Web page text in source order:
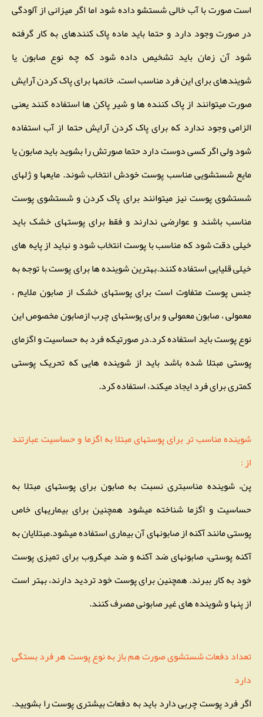
است صورت با آب خالی شستشو داده شود اما اگر میزانی از آلودگی
در صورت وجود دارد و حتما باید ماده پاک کنندهای به کار گرفته
شود آن زمان باید تشخیص داده شود که چه نوع صابون یا
شویندهای برای این فرد مناسب است. خانمها برای پاک کردن آرایش
صورت میتوانند از پاک کننده ها و شیر پاکن ها استفاده کنند یعنی
الزامی وجود ندارد که برای پاک کردن آرایش حتما از آب استفاده
شود ولی اگر کسی دوست دارد حتما صورتش را بشوید باید صابون یا
مایع شستشویی مناسب پوست خودش انتخاب شوند. مایعها و ژلهای
شستشوی پوست نیز میتوانند برای پاک کردن و شستشوی پوست
مناسب باشند و عوارضی ندارند و فقط برای پوستهای خشک باید
خیلی دقت شود که مناسب با پوست انتخاب شود و نباید از پایه های
خیلی قلیایی استفاده کنند.بهترین شوینده ها برای پوست با توجه به
جنس پوست متفاوت است برای پوستهای خشک از صابون ملایم ،
معمولی ، صابون معمولی و برای پوستهای چرب ازصابون مخصوص این
نوع پوست باید استفاده کرد.در صورتیکه فرد به حساسیت و اگزمای
پوستی مبتلا شده باشد باید از شوینده هایی که تحریک پوستی
کمتری برای فرد ایجاد میکند، استفاده کرد.
شوینده مناسب تر برای پوستهای مبتلا به اگزما و حساسیت عبارتند
از :
پن، شوینده مناسبتری نسبت به صابون برای پوستهای مبتلا به
حساسیت و اگزما شناخته میشود همچنین برای بیماریهای خاص
پوستی مانند آکنه از صابونهای آن بیماری استفاده میشود.مبتلایان به
آکنه پوستی، صابونهای ضد آکنه و ضد میکروب برای تمیزی پوست
خود به کار ببرند. همچنین برای پوست خود تردید دارند، بهتر است
از پنها و شوینده های غیر صابونی مصرف کنند.
تعداد دفعات شستشوی صورت هم باز به نوع پوست هر فرد بستگی
دارد
اگر فرد پوست چربی دارد باید به دفعات بیشتری پوست را بشویید.